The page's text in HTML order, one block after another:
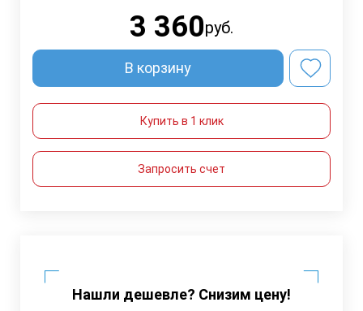
3 360руб.
В корзину
Купить в 1 клик
Запросить счет
Нашли дешевле? Снизим цену!